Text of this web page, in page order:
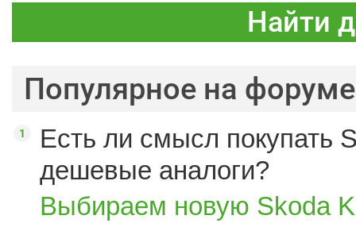
Найти
Популярное на форуме
Есть ли смысл покупать
дешевые аналоги?
Выбираем новую Skoda